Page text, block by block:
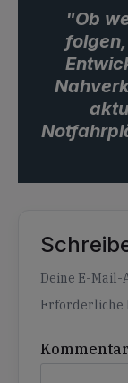
"Ob
Deine E-
Erforderliche
Kommentar
Alternative: